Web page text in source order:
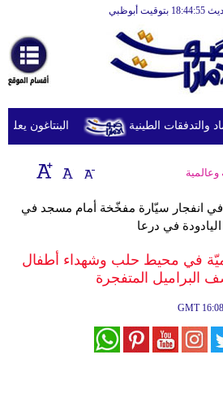
أبوظبي
أخبارعاجلة
رياضة
ثقافة
إقتصاد
وموسيقى
أزياء
البنتاغون يعلن
وعالمية
ارتفاع عدد القتلى لـ50 في انفجار سيّارة مفخّخة أمام مسجد في
اليادودة في درعا
في محيط حلب وشهداء أطفال
البراميل المتفجرة
GMT